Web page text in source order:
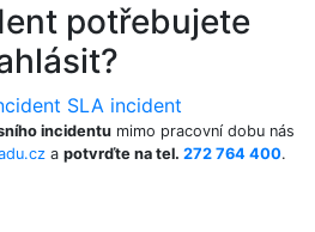
potřebujete
SLA incident
incidentu mimo pracovní dobu nás
a potvrďte na tel. 272 764 400.